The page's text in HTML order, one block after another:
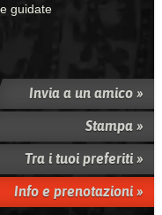
guidate
Invia a un amico »
Stampa »
Tra i tuoi preferiti »
Info e prenotazioni »